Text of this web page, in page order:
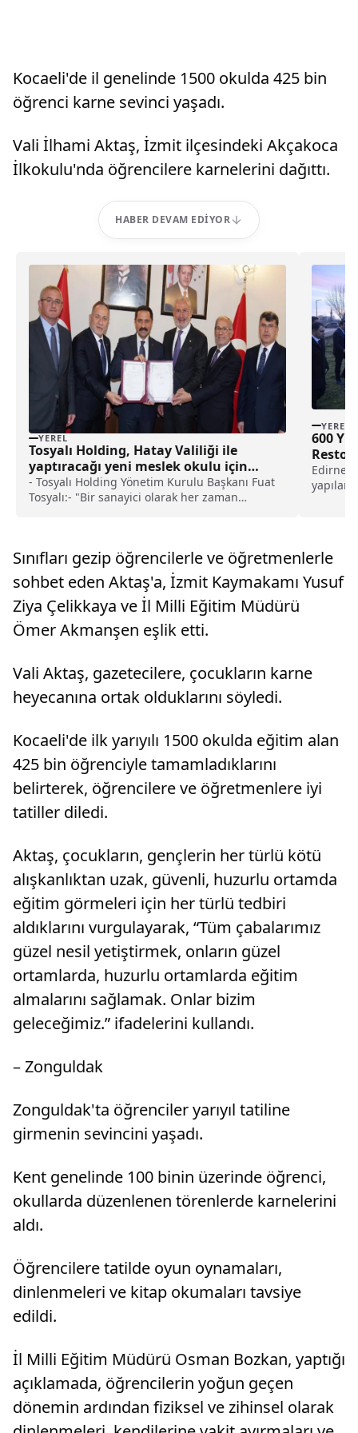
Kocaeli'de il genelinde 1500 okulda 425 bin
öğrenci karne sevinci yaşadı.
Vali İlhami Aktaş, İzmit ilçesindeki Akçakoca
İlkokulu'nda öğrencilere karnelerini dağıttı.
HABER DEVAM EDIYOR
YEREL
Tosyalı Holding, Hatay Valiliği ile
yaptıracağı yeni meslek okulu için
protokol imzaladı
- Tosyalı Holding Yönetim Kurulu Başkanı Fuat
Tosyalı:- "Bir sanayici olarak her zaman
YEREL
600
Edirne
Sınıfları gezip öğrencilerle ve öğretmenlerle
sohbet eden Aktaş'a, İzmit Kaymakamı Yusuf
Ziya Çelikkaya ve İl Milli Eğitim Müdürü
Ömer Akmanşen eşlik etti.
Vali Aktaş, gazetecilere, çocukların karne
heyecanına ortak olduklarını söyledi.
Kocaeli'de ilk yarıyılı 1500 okulda eğitim alan
425 bin öğrenciyle tamamladıklarını
belirterek, öğrencilere ve öğretmenlere iyi
tatiller diledi.
Aktaş, çocukların, gençlerin her türlü kötü
alışkanlıktan uzak, güvenli, huzurlu ortamda
eğitim görmeleri için her türlü tedbiri
aldıklarını vurgulayarak, “Tüm çabalarımız
güzel nesil yetiştirmek, onların güzel
ortamlarda, huzurlu ortamlarda eğitim
almalarını sağlamak. Onlar bizim
geleceğimiz.” ifadelerini kullandı.
– Zonguldak
Zonguldak'ta öğrenciler yarıyıl tatiline
girmenin sevincini yaşadı.
Kent genelinde 100 binin üzerinde öğrenci,
okullarda düzenlenen törenlerde karnelerini
aldı.
Öğrencilere tatilde oyun oynamaları,
dinlenmeleri ve kitap okumaları tavsiye
edildi.
İl Milli Eğitim Müdürü Osman Bozkan, yaptığı
açıklamada, öğrencilerin yoğun geçen
dönemin ardından fiziksel ve zihinsel olarak